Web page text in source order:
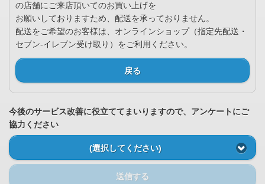
の店舗にご来店頂いてのお買い上げを
お願いしておりますため、配送を承っておりません。
​​​​配送をご希望のお客様は、オンラインショップ（指定先配送・
セブン-イレブン受け取り）をご利用ください。
戻る
今後のサービス改善に役立ててまいりますので、アンケートにご
協力ください
(選択してください)
送信する